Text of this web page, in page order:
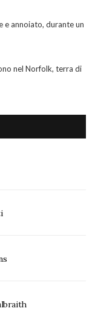
e annoiato, durante un
nel Norfolk, terra di